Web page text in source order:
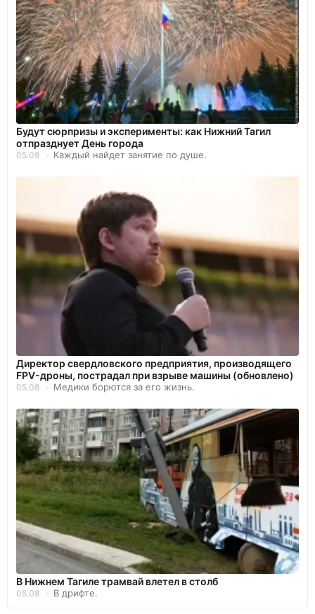
Будут сюрпризы и эксперименты: как Нижний Тагил
отпразднует День города
05.08 Каждый найдет занятие по душе.
Директор свердловского предприятия, производящего
FPV-дроны, пострадал при взрыве машины (обновлено)
05.08 Медики борются за его жизнь.
В Нижнем Тагиле трамвай влетел в столб
05.08 В дрифте.